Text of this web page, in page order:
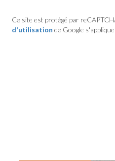
Ce site est protégé par
d'utilisation de Google